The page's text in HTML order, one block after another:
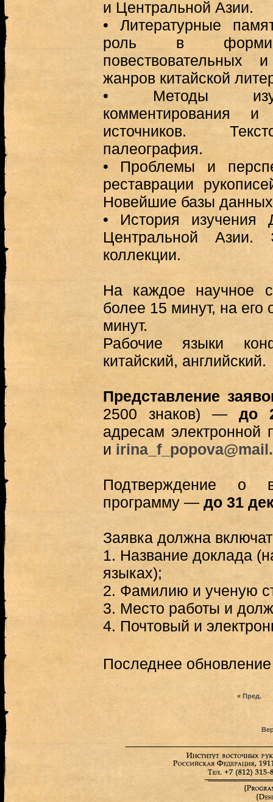
и Центральной Азии.
•
Литературные
роль в
повествовательных
жанров китайской
•
Методы
комментирования
источников.
палеография.
•
Проблемы и
реставрации
Новейшие базы
•
История изучения
Центральной Азии.
коллекции.
На каждое научное
более 15 минут, на
минут.
Рабочие языки
китайский, английский.
Представление
2500 знаков) —до
адресам электронной
и
Подтверждение о
программу — до 31
Заявка должна
1. Название доклада
языках);
2. Фамилию и ученую
3. Место работы и
4. Почтовый и
Последнее
« Пред.